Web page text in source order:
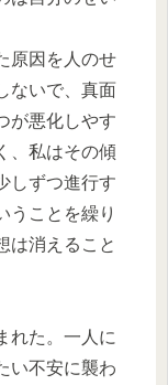
原因を人のせ
ないで、真面
が悪化しやす
、私はその傾
しずつ進行す
うことを繰り
は消えること
れた。一人に
い不安に襲わ